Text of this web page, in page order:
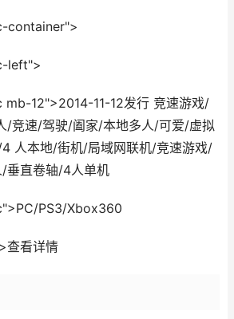
container">
left">
12">2014-11-12发行 竞速游戏/
/竞速/驾驶/阖家/本地多人/可爱/虚拟
人本地/街机/局域网联机/竞速游戏/
垂直卷轴/4人单机
PS3/Xbox360
查看详情